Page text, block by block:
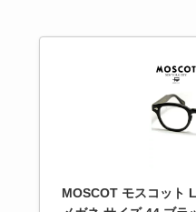
MOSCOT モスコット